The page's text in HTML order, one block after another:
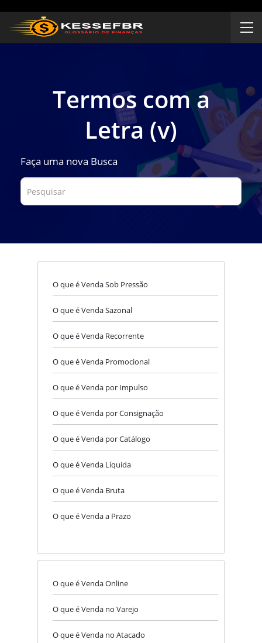
Termos com a
Letra (v)
Faça uma nova Busca
O que é Venda Sob Pressão
O que é Venda Sazonal
O que é Venda Recorrente
O que é Venda Promocional
O que é Venda por Impulso
O que é Venda por Consignação
O que é Venda por Catálogo
O que é Venda Líquida
O que é Venda Bruta
O que é Venda a Prazo
O que é Venda Online
O que é Venda no Varejo
O que é Venda no Atacado